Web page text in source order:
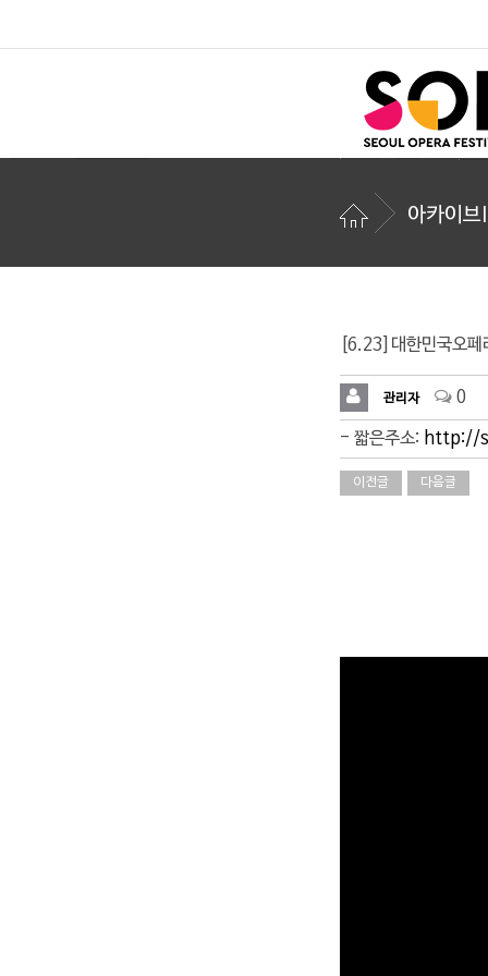
아카이브I
[6.23]대한민국오
관리자 0
- 짧은주소: http://
이전글 다음글